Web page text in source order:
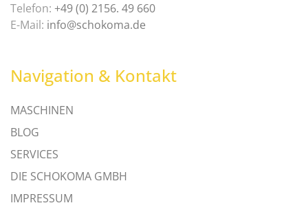
Telefon: +49 (0) 2156. 49 660
E-Mail: info@schokoma.de
Navigation & Kontakt
MASCHINEN
BLOG
SERVICES
DIE SCHOKOMA GMBH
IMPRESSUM